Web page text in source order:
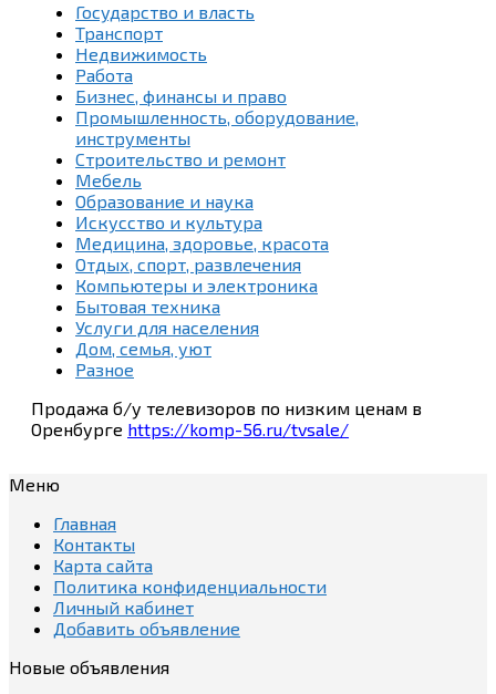
Государство и власть
Транспорт
Недвижимость
Работа
Бизнес, финансы и право
Промышленность, оборудование,
инструменты
Строительство и ремонт
Мебель
Образование и наука
Искусство и культура
Медицина, здоровье, красота
Отдых, спорт, развлечения
Компьютеры и электроника
Бытовая техника
Услуги для населения
Дом, семья, уют
Разное
Продажа б/у телевизоров по низким ценам в
Оренбурге https://komp-56.ru/tvsale/
Меню
Главная
Контакты
Карта сайта
Политика конфиденциальности
Личный кабинет
Добавить объявление
Новые объявления